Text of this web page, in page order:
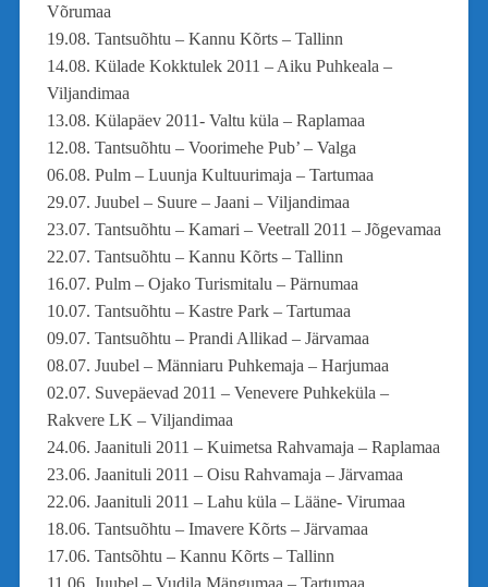
Võrumaa
19.08. Tantsuõhtu – Kannu Kõrts – Tallinn
14.08. Külade Kokktulek 2011 – Aiku Puhkeala –
Viljandimaa
13.08. Külapäev 2011- Valtu küla – Raplamaa
12.08. Tantsuõhtu – Voorimehe Pub’ – Valga
06.08. Pulm – Luunja Kultuurimaja – Tartumaa
29.07. Juubel – Suure – Jaani – Viljandimaa
23.07. Tantsuõhtu – Kamari – Veetrall 2011 – Jõgevamaa
22.07. Tantsuõhtu – Kannu Kõrts – Tallinn
16.07. Pulm – Ojako Turismitalu – Pärnumaa
10.07. Tantsuõhtu – Kastre Park – Tartumaa
09.07. Tantsuõhtu – Prandi Allikad – Järvamaa
08.07. Juubel – Männiaru Puhkemaja – Harjumaa
02.07. Suvepäevad 2011 – Venevere Puhkeküla –
Rakvere LK – Viljandimaa
24.06. Jaanituli 2011 – Kuimetsa Rahvamaja – Raplamaa
23.06. Jaanituli 2011 – Oisu Rahvamaja – Järvamaa
22.06. Jaanituli 2011 – Lahu küla – Lääne- Virumaa
18.06. Tantsuõhtu – Imavere Kõrts – Järvamaa
17.06. Tantsõhtu – Kannu Kõrts – Tallinn
11.06. Juubel – Vudila Mängumaa – Tartumaa